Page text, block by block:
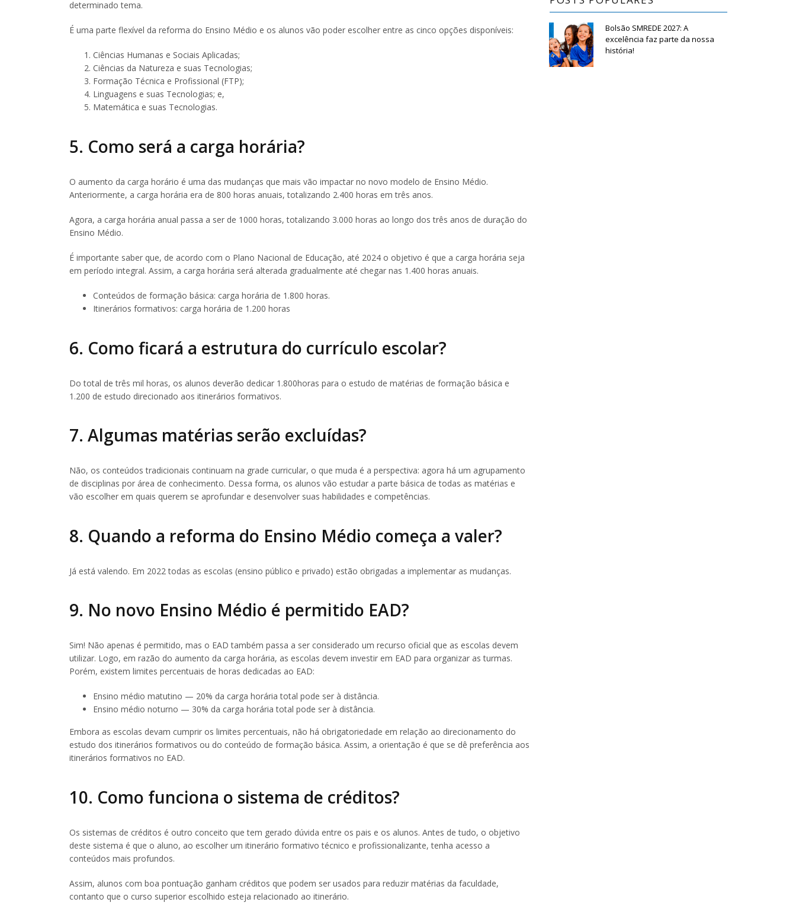
determinado tema.
É uma parte flexível da reforma do Ensino Médio e os alunos vão poder escolher entre as cinco opções disponíveis:
Ciências Humanas e Sociais Aplicadas;
Ciências da Natureza e suas Tecnologias;
Formação Técnica e Profissional (FTP);
Linguagens e suas Tecnologias; e,
Matemática e suas Tecnologias.
5. Como será a carga horária?
O aumento da carga horário é uma das mudanças que mais vão impactar no novo modelo de Ensino Médio.
Anteriormente, a carga horária era de 800 horas anuais, totalizando 2.400 horas em três anos.
Agora, a carga horária anual passa a ser de 1000 horas, totalizando 3.000 horas ao longo dos três anos de duração do
Ensino Médio.
É importante saber que, de acordo com o Plano Nacional de Educação, até 2024 o objetivo é que a carga horária seja
em período integral. Assim, a carga horária será alterada gradualmente até chegar nas 1.400 horas anuais.
Conteúdos de formação básica: carga horária de 1.800 horas.
Itinerários formativos: carga horária de 1.200 horas
6. Como ficará a estrutura do currículo escolar?
Do total de três mil horas, os alunos deverão dedicar 1.800horas para o estudo de matérias de formação básica e
1.200 de estudo direcionado aos itinerários formativos.
7. Algumas matérias serão excluídas?
Não, os conteúdos tradicionais continuam na grade curricular, o que muda é a perspectiva: agora há um agrupamento
de disciplinas por área de conhecimento. Dessa forma, os alunos vão estudar a parte básica de todas as matérias e
vão escolher em quais querem se aprofundar e desenvolver suas habilidades e competências.
8. Quando a reforma do Ensino Médio começa a valer?
Já está valendo. Em 2022 todas as escolas (ensino público e privado) estão obrigadas a implementar as mudanças.
9. No novo Ensino Médio é permitido EAD?
Sim! Não apenas é permitido, mas o EAD também passa a ser considerado um recurso oficial que as escolas devem
utilizar. Logo, em razão do aumento da carga horária, as escolas devem investir em EAD para organizar as turmas.
Porém, existem limites percentuais de horas dedicadas ao EAD:
Ensino médio matutino — 20% da carga horária total pode ser à distância.
Ensino médio noturno — 30% da carga horária total pode ser à distância.
Embora as escolas devam cumprir os limites percentuais, não há obrigatoriedade em relação ao direcionamento do
estudo dos itinerários formativos ou do conteúdo de formação básica. Assim, a orientação é que se dê preferência aos
itinerários formativos no EAD.
10. Como funciona o sistema de créditos?
Os sistemas de créditos é outro conceito que tem gerado dúvida entre os pais e os alunos. Antes de tudo, o objetivo
deste sistema é que o aluno, ao escolher um itinerário formativo técnico e profissionalizante, tenha acesso a
conteúdos mais profundos.
Assim, alunos com boa pontuação ganham créditos que podem ser usados para reduzir matérias da faculdade,
contanto que o curso superior escolhido esteja relacionado ao itinerário.
Bolsão SMREDE 2027: A
excelência faz parte da nossa
história!